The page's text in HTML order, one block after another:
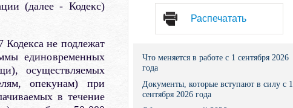
Роструд
Суд общей юрисдикции
Федеральная налоговая служба
(далее - Кодекс)
Кодекса не подлежат
единовременных
осуществляемых
опекунам) при
в течение
Распечатать
Что меняется в работе с 1 сентября 2026
года
Документы, которые вступают в силу с 1
сентября 2026 года